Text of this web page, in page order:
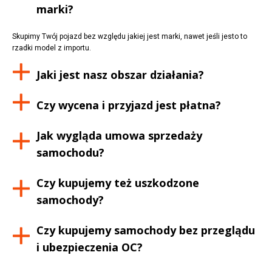
marki?
Skupimy Twój pojazd bez względu jakiej jest marki, nawet jeśli jesto to
rzadki model z importu.
Jaki jest nasz obszar działania?
Czy wycena i przyjazd jest płatna?
Jak wygląda umowa sprzedaży
samochodu?
Czy kupujemy też uszkodzone
samochody?
Czy kupujemy samochody bez przeglądu
i ubezpieczenia OC?